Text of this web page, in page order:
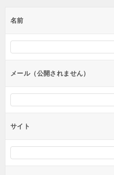
ー
シ
ン
名前
メール（公開されません）
サイト